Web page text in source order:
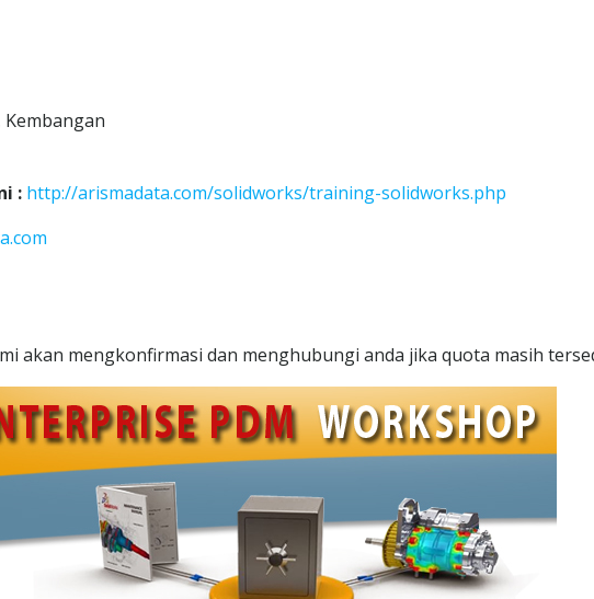
Kembangan
: http://arismadata.com/solidworks/training-solidworks.php
akan mengkonfirmasi dan menghubungi anda jika quota masih